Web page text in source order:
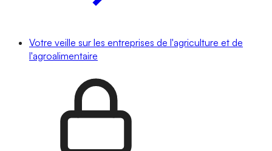
Votre veille sur les entreprises de l'agriculture et de
l'agroalimentaire